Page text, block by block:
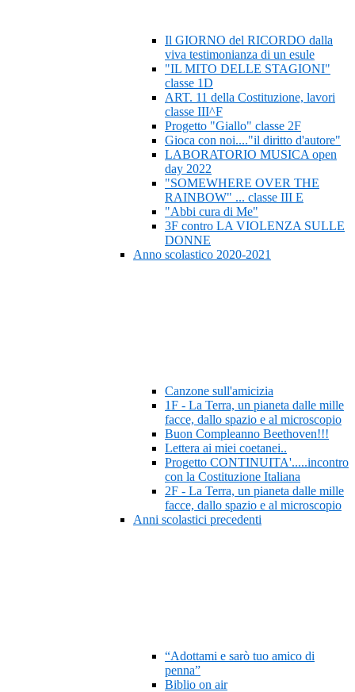
Il GIORNO del RICORDO dalla
viva testimonianza di un esule
"IL MITO DELLE STAGIONI"
classe 1D
ART. 11 della Costituzione, lavori
classe III^F
Progetto "Giallo" classe 2F
Gioca con noi...."il diritto d'autore"
LABORATORIO MUSICA open
day 2022
"SOMEWHERE OVER THE
RAINBOW" ... classe III E
"Abbi cura di Me"
3F contro LA VIOLENZA SULLE
DONNE
Anno scolastico 2020-2021
Canzone sull'amicizia
1F - La Terra, un pianeta dalle mille
facce, dallo spazio e al microscopio
Buon Compleanno Beethoven!!!
Lettera ai miei coetanei..
Progetto CONTINUITA'.....incontro
con la Costituzione Italiana
2F - La Terra, un pianeta dalle mille
facce, dallo spazio e al microscopio
Anni scolastici precedenti
“Adottami e sarò tuo amico di
penna”
Biblio on air